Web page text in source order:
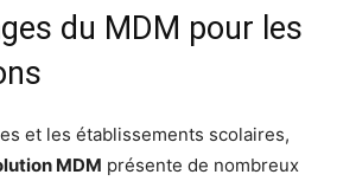
du MDM pour les
et les établissements scolaires,
MDM présente de nombreux